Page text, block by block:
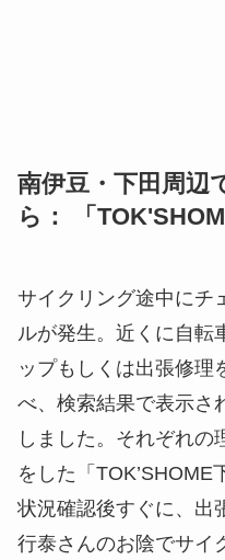
南伊豆・下田周辺
ら： 「
サイクリング途中にチ
ルが発生。近くに自転
ップもしくは出張修理
べ、検索結果で表示さ
しました。それぞれの
をした「TOK’SHOME
状況確認後すぐに、出
行泰さんのお陰でサイ